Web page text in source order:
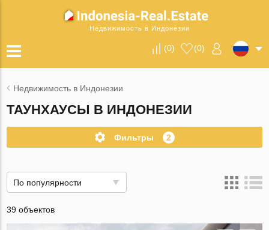
Недвижимость в Индонезии
(0) (0)
Недвижимость в Индонезии
ТАУНХАУСЫ В ИНДОНЕЗИИ
Фильтры 2
По популярности
39 объектов